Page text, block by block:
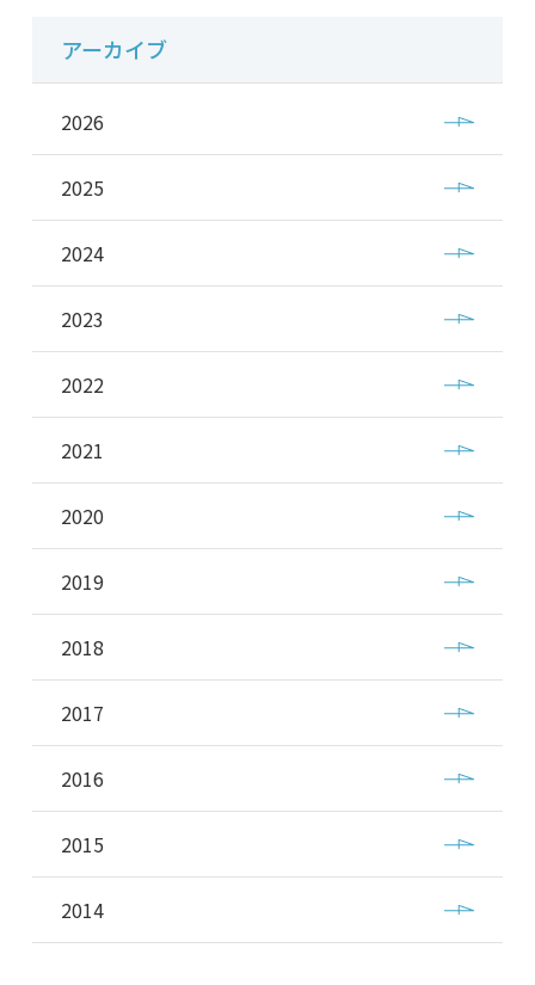
アーカイブ
2026
2025
2024
2023
2022
2021
2020
2019
2018
2017
2016
2015
2014